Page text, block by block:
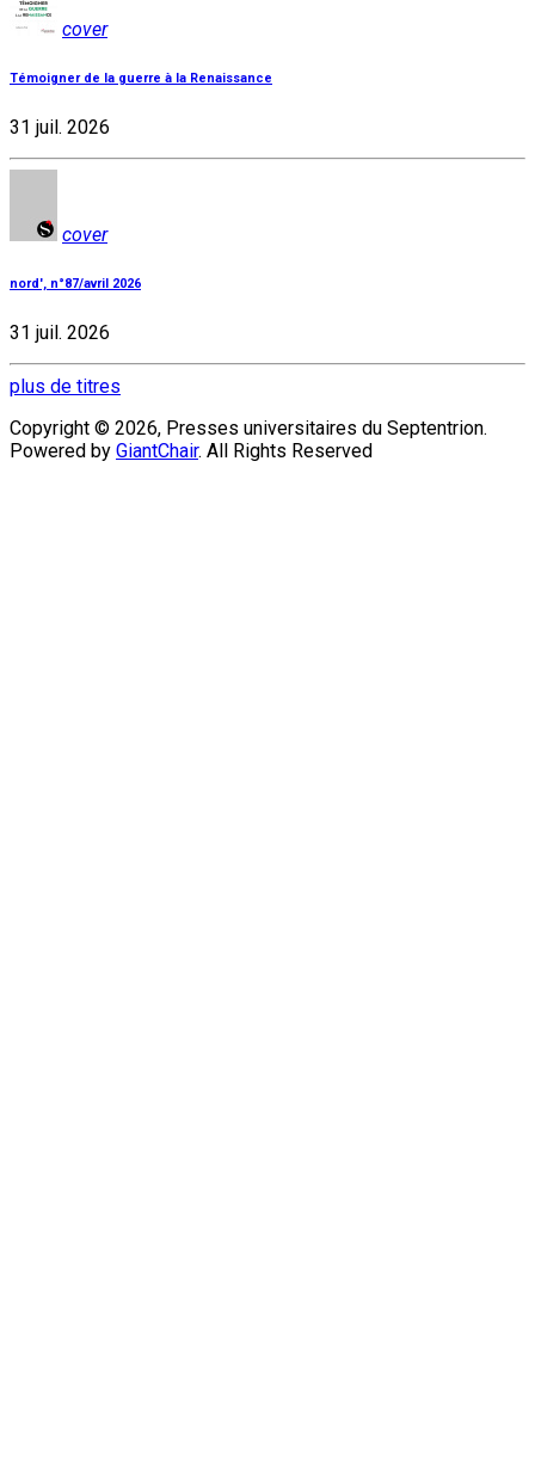
cover
Témoigner de la guerre à la Renaissance
31 juil. 2026
cover
nord', n°87/avril 2026
31 juil. 2026
plus de titres
Copyright © 2026, Presses universitaires du Septentrion.
Powered by GiantChair. All Rights Reserved